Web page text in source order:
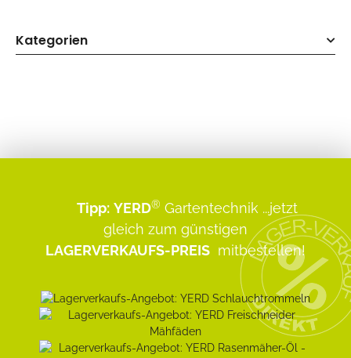
Kategorien
Tipp: YERD® Gartentechnik ...jetzt
gleich zum günstigen
LAGERVERKAUFS-PREIS mitbestellen!